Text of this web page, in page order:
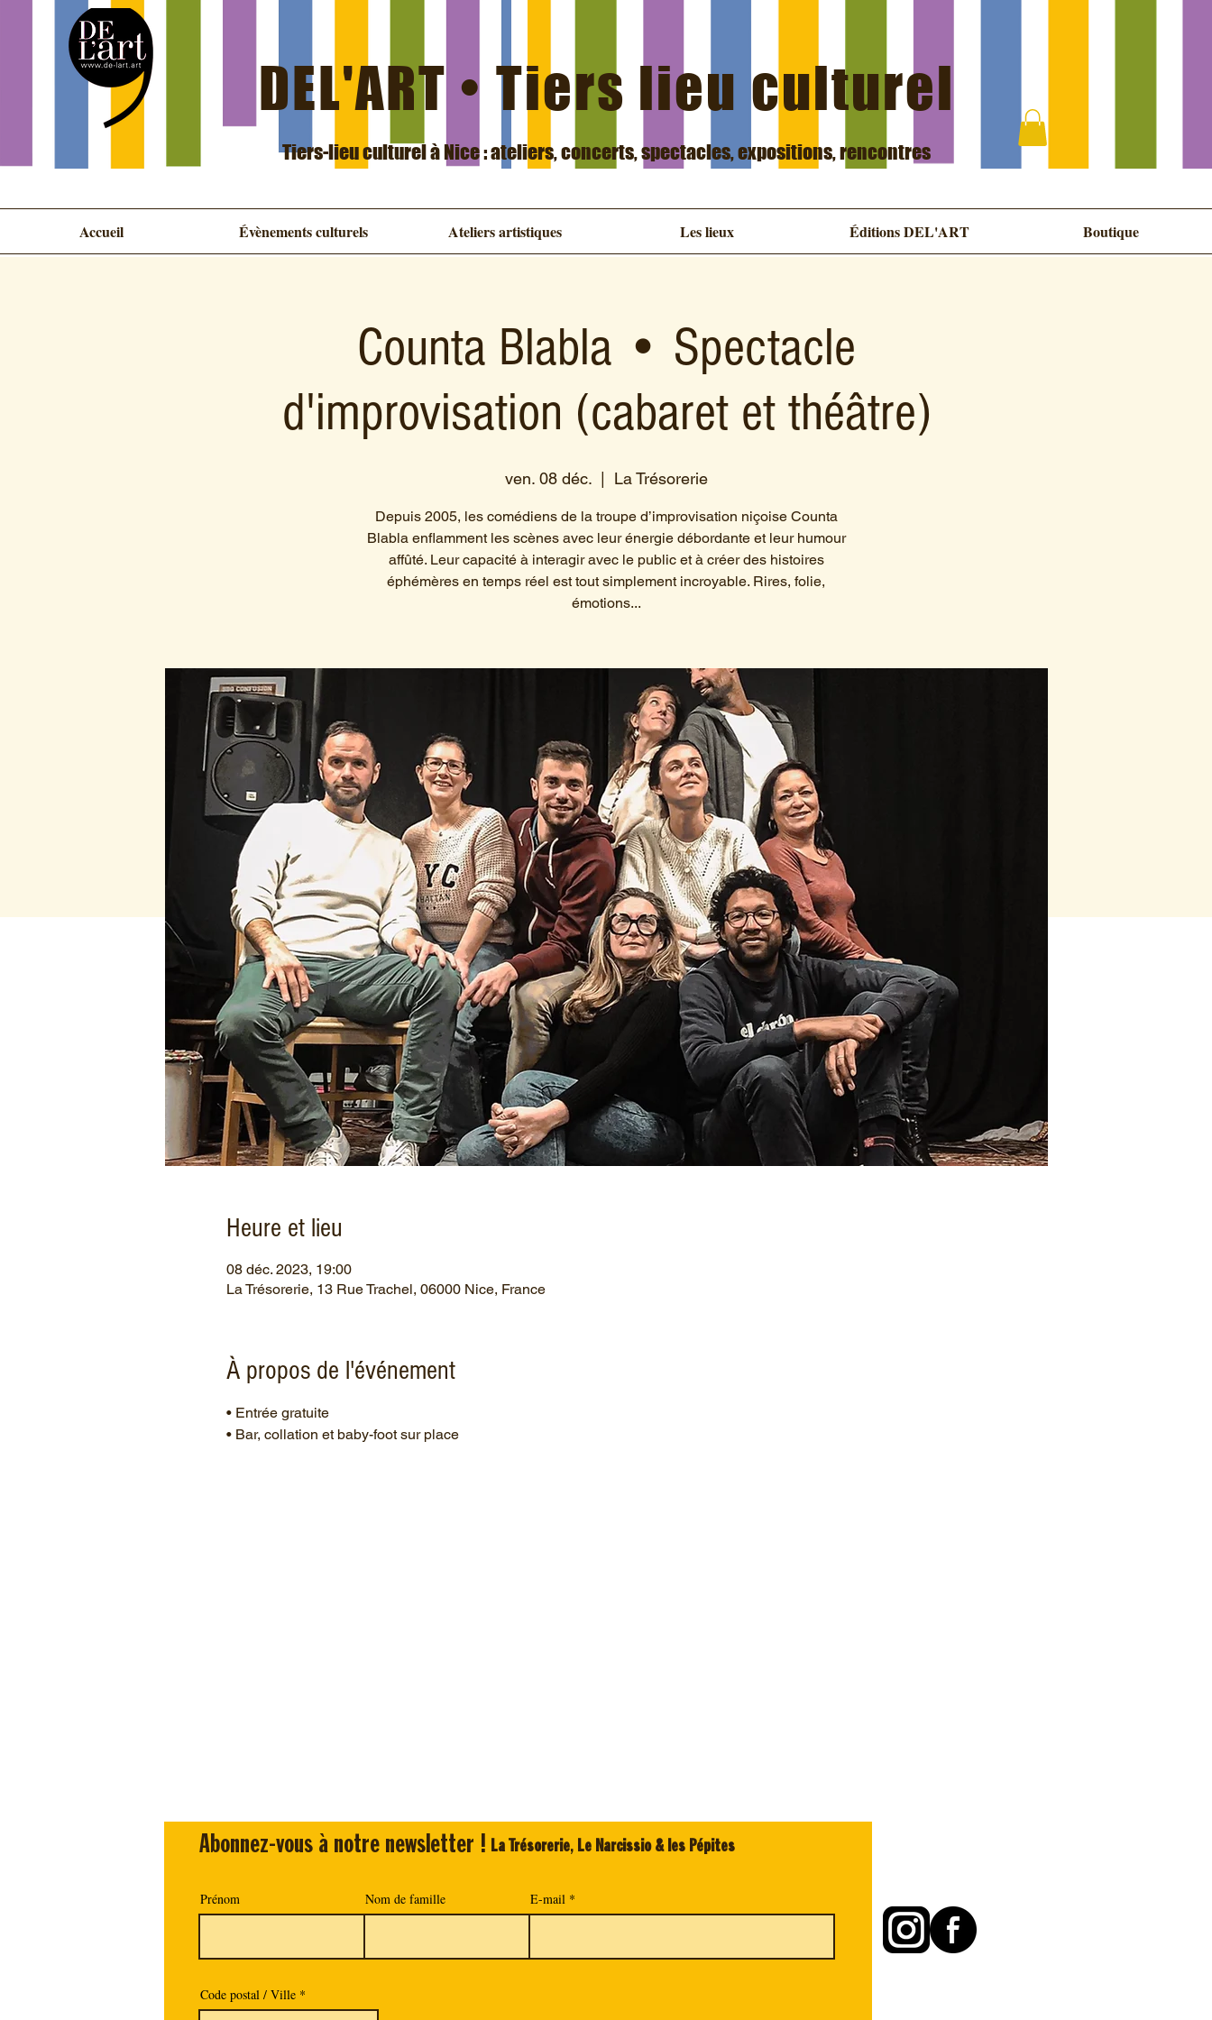
DEL'ART • Tiers lieu culturel
Tiers-lieu culturel à Nice : ateliers, concerts, spectacles, expositions, rencontres
Accueil Évènements culturels Ateliers artistiques Les lieux Éditions DEL'ART Boutique
Counta Blabla • Spectacle
d'improvisation (cabaret et théâtre)
ven. 08 déc.
  |
La Trésorerie
Depuis 2005, les comédiens de la troupe d’improvisation niçoise Counta
Blabla enflamment les scènes avec leur énergie débordante et leur humour
affûté. Leur capacité à interagir avec le public et à créer des histoires
éphémères en temps réel est tout simplement incroyable. Rires, folie,
émotions...
Heure et lieu
08 déc. 2023, 19:00
La Trésorerie, 13 Rue Trachel, 06000 Nice, France
À propos de l'événement
• Entrée gratuite
• Bar, collation et baby-foot sur place
Abonnez-vous à notre newsletter ! La Trésorerie, Le Narcissio & les Pépites
Prénom Nom de famille E-mail
Code postal / Ville